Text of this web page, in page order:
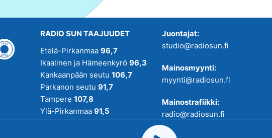
RADIO SUN TAAJUUDET
Etelä-Pirkanmaa 96,7
Ikaalinen ja Hämeenkyrö 96,3
Kankaanpään seutu 106,7
Parkanon seutu 91,7
Tampere 107,8
Ylä-Pirkanmaa 91,5
Pirmedioita.
Juontajat:
studio@radiosun.fi
Mainosmyynti:
myynti@radiosun.fi
Mainostrafiikki:
radio@radiosun.fi